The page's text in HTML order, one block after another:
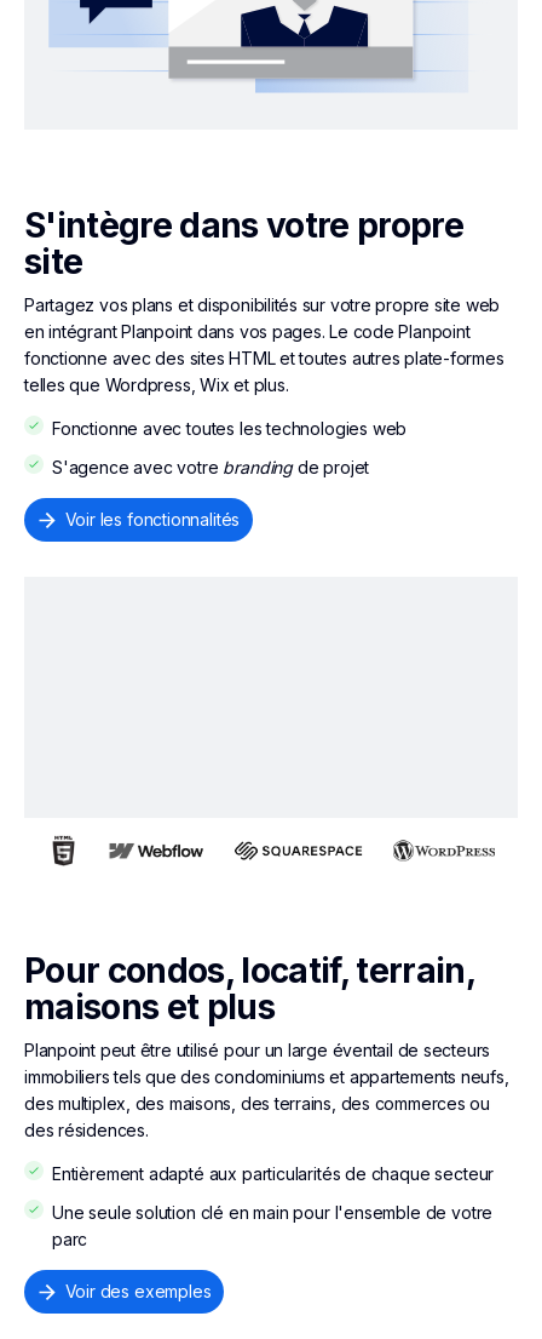
S'intègre dans votre propre
site
Partagez vos plans et disponibilités sur votre propre site web
en intégrant Planpoint dans vos pages. Le code Planpoint
fonctionne avec des sites HTML et toutes autres plate-formes
telles que Wordpress, Wix et plus.
Fonctionne avec toutes les technologies web
S'agence avec votre brandingde projet
Voir les fonctionnalités
Pour condos, locatif, terrain,
maisons et plus
Planpoint peut être utilisé pour un large éventail de secteurs
immobiliers tels que des condominiums et appartements neufs,
des multiplex, des maisons, des terrains, des commerces ou
des résidences.
Entièrement adapté aux particularités de chaque secteur
Une seule solution clé en main pour l'ensemble de votre
parc
Voir des exemples